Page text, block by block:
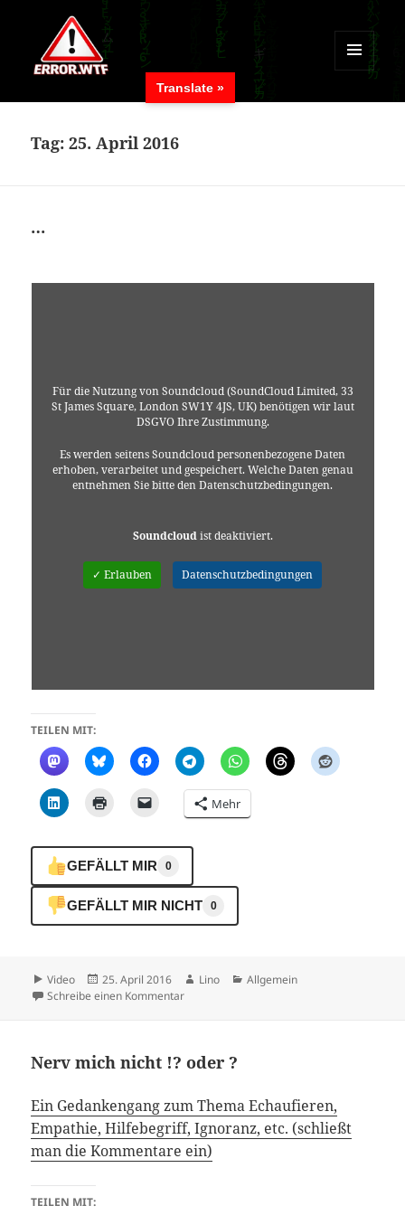
MENÜ
WIDGETS
Tag:25. April 2016
…
Für die Nutzung von Soundcloud (SoundCloud Limited, 33
St James Square, London SW1Y 4JS, UK) benötigen wir laut
DSGVO Ihre Zustimmung.
Es werden seitens Soundcloud personenbezogene Daten
erhoben, verarbeitet und gespeichert. Welche Daten genau
entnehmen Sie bitte den Datenschutzbedingungen.
Soundcloudist deaktiviert.
✓ Erlauben Datenschutzbedingungen
TEILEN MIT:
Mehr
GEFÄLLT MIR 0
GEFÄLLT MIR NICHT 0
Format
Video
Veröffentlicht
am
25. April 2016 Autor
Lino Kategorien
Allgemein
Schreibe einen Kommentarzu …
Nerv mich nicht !? oder ?
Ein Gedankengang zum Thema Echaufieren,
Empathie, Hilfebegriff, Ignoranz, etc. (schließt
man die Kommentare ein)
TEILEN MIT:
Translate »